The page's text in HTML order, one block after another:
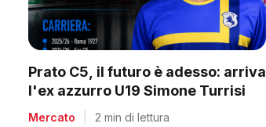
Prato C5, il futuro è adesso: arriva
l'ex azzurro U19 Simone Turrisi
Mercato 2 min di lettura